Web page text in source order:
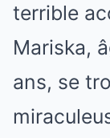
terrible
Mariska,
ans, se